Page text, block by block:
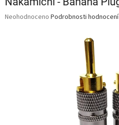
Průměrné
Neohodnoceno Podrobnosti hodnocení